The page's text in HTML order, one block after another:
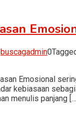
buscagadmin0
Emosional
kebiasaan
menulis panjang